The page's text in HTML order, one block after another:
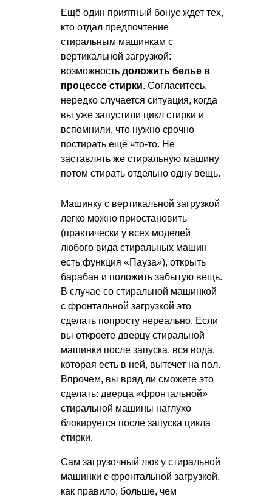
Ещё один приятный бонус ждет тех,
кто отдал предпочтение
стиральным машинкам с
вертикальной загрузкой:
возможность доложить белье в
процессе стирки. Согласитесь,
нередко случается ситуация, когда
вы уже запустили цикл стирки и
вспомнили, что нужно срочно
постирать ещё что-то. Не
заставлять же стиральную машину
потом стирать отдельно одну вещь.
Машинку с вертикальной загрузкой
легко можно приостановить
(практически у всех моделей
любого вида стиральных машин
есть функция «Пауза»), открыть
барабан и положить забытую вещь.
В случае со стиральной машинкой
с фронтальной загрузкой это
сделать попросту нереально. Если
вы откроете дверцу стиральной
машинки после запуска, вся вода,
которая есть в ней, вытечет на пол.
Впрочем, вы вряд ли сможете это
сделать: дверца «фронтальной»
стиральной машины наглухо
блокируется после запуска цикла
стирки.
Сам загрузочный люк у стиральной
машинки с фронтальной загрузкой,
как правило, больше, чем